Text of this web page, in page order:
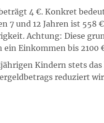
4 €. Konkret
7 und 12 Jahren ist 558
Achtung: Diese
Einkommen bis 2100
Kindern stets das
reduziert